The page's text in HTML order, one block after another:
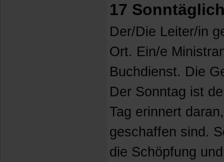
17
Der/Die Leiter/in
Ort. Ein/e
Buchdienst. Die
Der Sonntag ist
Tag erinnert
geschaffen sind.
die Schöpfung